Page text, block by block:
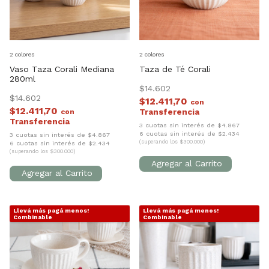
Vaso Taza Corali Mediana
280ml
$14.602
$12.411,70 con
3 cuotas sin interés de $4.867
6 cuotas sin interés de $2.434
(superando los $300.000)
2 colores
Taza de Té Corali
$14.602
$12.411,70 con
3 cuotas sin interés de $4.867
6 cuotas sin interés de $2.434
(superando los $300.000)
2 colores
Llevá más pagá menos!
Combinable
Llevá más pagá menos!
Combinable